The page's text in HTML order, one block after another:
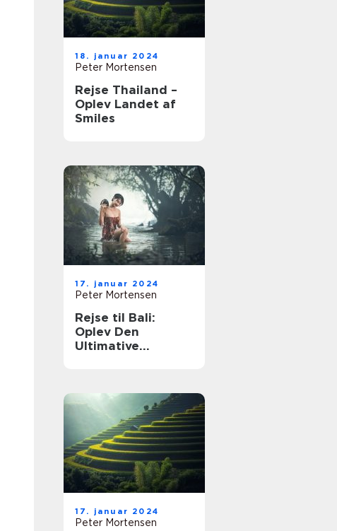
18. januar 2024
Peter Mortensen
Rejse Thailand –
Oplev Landet af
Smiles
17. januar 2024
Peter Mortensen
Rejse til Bali:
Oplev Den
Ultimative
17. januar 2024
Peter Mortensen